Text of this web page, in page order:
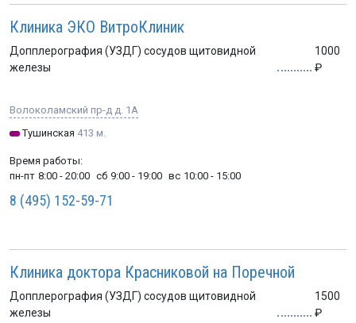
Клиника ЭКО ВитроКлиник
Допплерография (УЗДГ) сосудов щитовидной
железы
1000
Волоколамский пр-д д. 1А
Тушинская 413 м.
Время работы:
пн-пт 8:00 - 20:00 сб 9:00 - 19:00 вс 10:00 - 15:00
8 (495) 152-59-71
Клиника доктора Красниковой на Поречной
Допплерография (УЗДГ) сосудов щитовидной
железы
1500